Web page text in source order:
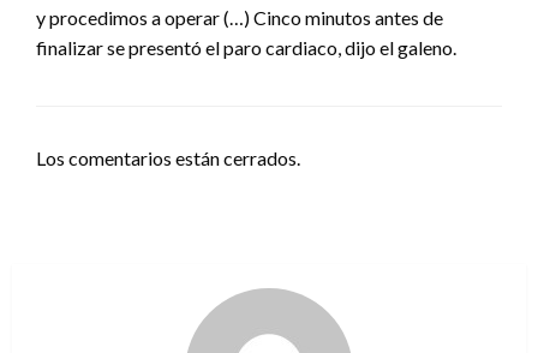
y procedimos a operar (…) Cinco minutos antes de
finalizar se presentó el paro cardiaco, dijo el galeno.
Los comentarios están cerrados.